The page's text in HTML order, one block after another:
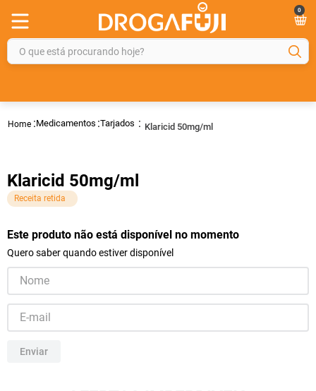
0
O que está procurando hoje?
Medicamentos Tarjados Klaricid 50mg/ml
Receita retida
Klaricid 50mg/ml
Este produto não está disponível no momento
Quero saber quando estiver disponível
Enviar
4º
rosuvastatina 20mg
5º
protetor solar
6º
shampoo
7º
dipirona
lola
9º
fraldas geriátricas
10º tadalafila